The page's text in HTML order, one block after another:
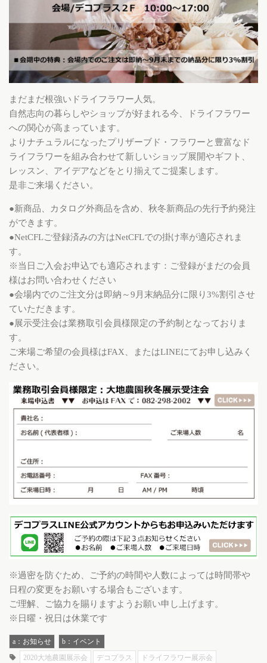
まだまだ根強いドライフラワー人気。
自然志向の暮らしやショップが好まれる今、ドライフラワー
への関心が高まっています。
よりナチュラルになったプリザーブド・フラワーと豊富なド
ライフラワーを組み合わせて新しいショップ展開やギフト、
レッスン、アイデアなどをとり揃えてご提案します。
是非ご来場ください。
●新商品、カタログ外商品を含め、秋冬新商品の先行予約発注
ができます。
●NetCFLご登録済みの方はNetCFLでの掛け率が適応されま
す。
※当日ご入会お申込でも適応されます：ご登録がまだの会員
様はお問い合わせください
●会場内でのご注文分は即納～9月末納品分に限り3%割引させ
ていただきます。
●展示受注会は業務取引会員様限定の予約制となっておりま
す。
ご来場ご希望の会員様はFAX、またはLINEにてお申し込みく
ださい。
※過密を防ぐため、ご予約の時間や人数によっては時間帯や
日程の変更をお願いする場合もございます。
ご理解、ご協力を賜りますようお願い申し上げます。
※日曜・祝日は休業です
a：お知らせ
b：イベント
2020大地農園展示会
デコプラス
ドライフラワー展示会